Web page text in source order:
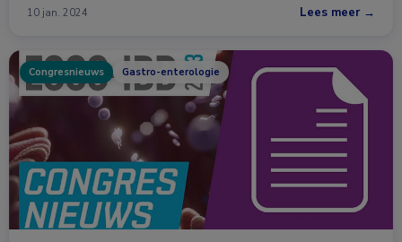
10 jan. 2024 Lees meer →
Congresnieuws Gastro-enterologie